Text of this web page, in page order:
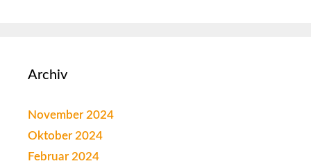
Archiv
November 2024
Oktober 2024
Februar 2024